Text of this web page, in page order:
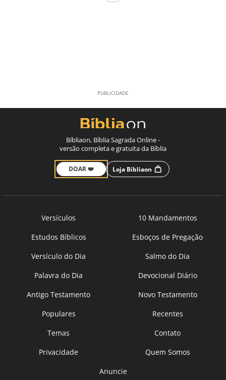
Bíbliaon, Bíblia Sagrada Online -
versão completa e gratuita da Bíblia
DOAR ❤️ Loja Bíbliaon
Versículos
10 Mandamentos
Estudos Bíblicos
Esboços de Pregação
Versículo do Dia
Salmo do Dia
Palavra do Dia
Devocional Diário
Antigo Testamento
Novo Testamento
Populares
Recentes
Temas
Contato
Privacidade
Quem Somos
Anuncie